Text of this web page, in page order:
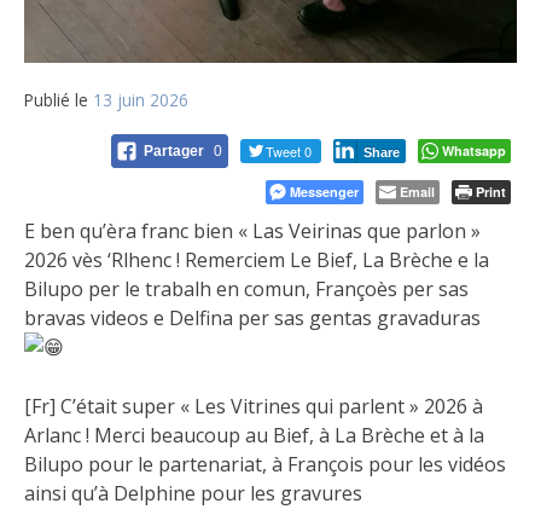
Publié le 13 juin 2026
Partager 0 Tweet 0 Share Whatsapp
Messenger Email Print
E ben qu’èra franc bien « Las Veirinas que parlon »
2026 vès ‘Rlhenc ! Remerciem Le Bief, La Brèche e la
Bilupo per le trabalh en comun, Françoès per sas
bravas videos e Delfina per sas gentas gravaduras
[Fr] C’était super « Les Vitrines qui parlent » 2026 à
Arlanc ! Merci beaucoup au Bief, à La Brèche et à la
Bilupo pour le partenariat, à François pour les vidéos
ainsi qu’à Delphine pour les gravures